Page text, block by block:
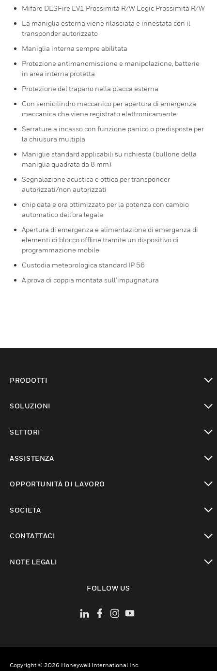
Mifare DESFire EV1 Prossimità R/W Legic Prossimità R/W
La maniglia esterna viene rilasciata e innestata con il
transponder autorizzato
Maniglia interna sempre abilitata
Protezione antimanomissione e manipolazione, batterie
in area interna protetta
Protezione del trapano nella placca esterna
Con semicilindro meccanico per apertura di emergenza
meccanica che viene registrato elettronicamente
Serrature a incasso con funzione panico o predisposte per
la chiusura multipla
Maniglie standard applicabili su richiesta (bullone della
maniglia quadrata da 8 mm)
Segnalazione acustica e ottica per transponder
autorizzati/non autorizzati
chip data e ora ottimizzato per la potenza con cambio
automatico dell’ora legale
Apertura di emergenza e alimentazione di emergenza di
elementi di blocco offline tramite un dispositivo di
programmazione mobile
Custodia meteorologica standard IP 56
A prova di coppia montata sull’impugnatura
PRODOTTI
SOLUZIONI
SETTORI
ASSISTENZA
OPPORTUNITÀ DI LAVORO
SOCIETÀ
CONTATTACI
NOTE LEGALI
FOLLOW US
Copyright © 2026 Honeywell International Inc.